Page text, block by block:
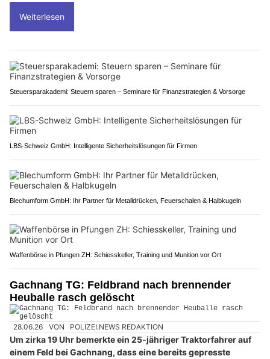
Weiterlesen
Steuersparakademi: Steuern sparen – Seminare für Finanzstrategien & Vorsorge
LBS-Schweiz GmbH: Intelligente Sicherheitslösungen für Firmen
Blechumform GmbH: Ihr Partner für Metalldrücken, Feuerschalen & Halbkugeln
Waffenbörse in Pfungen ZH: Schiesskeller, Training und Munition vor Ort
Gachnang TG: Feldbrand nach brennender
Heuballe rasch gelöscht
28.06.26 VON POLIZEI.NEWS REDAKTION
Um zirka 19 Uhr bemerkte ein 25-jähriger Traktorfahrer auf
einem Feld bei Gachnang, dass eine bereits gepresste